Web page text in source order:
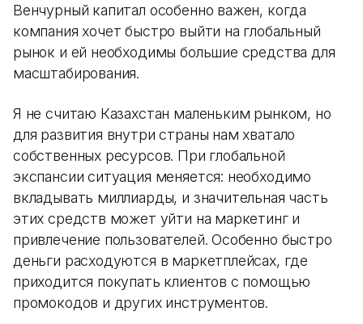
Венчурный капитал особенно важен, когда
компания хочет быстро выйти на глобальный
рынок и ей необходимы большие средства для
масштабирования.
Я не считаю Казахстан маленьким рынком, но
для развития внутри страны нам хватало
собственных ресурсов. При глобальной
экспансии ситуация меняется: необходимо
вкладывать миллиарды, и значительная часть
этих средств может уйти на маркетинг и
привлечение пользователей. Особенно быстро
деньги расходуются в маркетплейсах, где
приходится покупать клиентов с помощью
промокодов и других инструментов.